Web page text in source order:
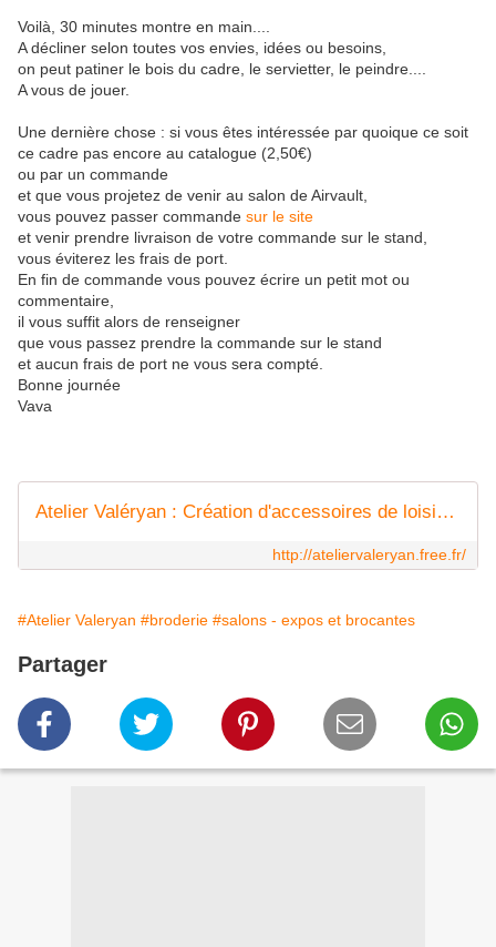
Voilà, 30 minutes montre en main....
A décliner selon toutes vos envies, idées ou besoins,
on peut patiner le bois du cadre, le servietter, le peindre....
A vous de jouer.
Une dernière chose : si vous êtes intéressée par quoique ce soit
ce cadre pas encore au catalogue (2,50€)
ou par un commande
et que vous projetez de venir au salon de Airvault,
vous pouvez passer commande sur le site
et venir prendre livraison de votre commande sur le stand,
vous éviterez les frais de port.
En fin de commande vous pouvez écrire un petit mot ou
commentaire,
il vous suffit alors de renseigner
que vous passez prendre la commande sur le stand
et aucun frais de port ne vous sera compté.
Bonne journée
Vava
Atelier Valéryan : Création d'accessoires de loisirs créatifs
http://ateliervaleryan.free.fr/
#Atelier Valeryan #broderie #salons - expos et brocantes
Partager